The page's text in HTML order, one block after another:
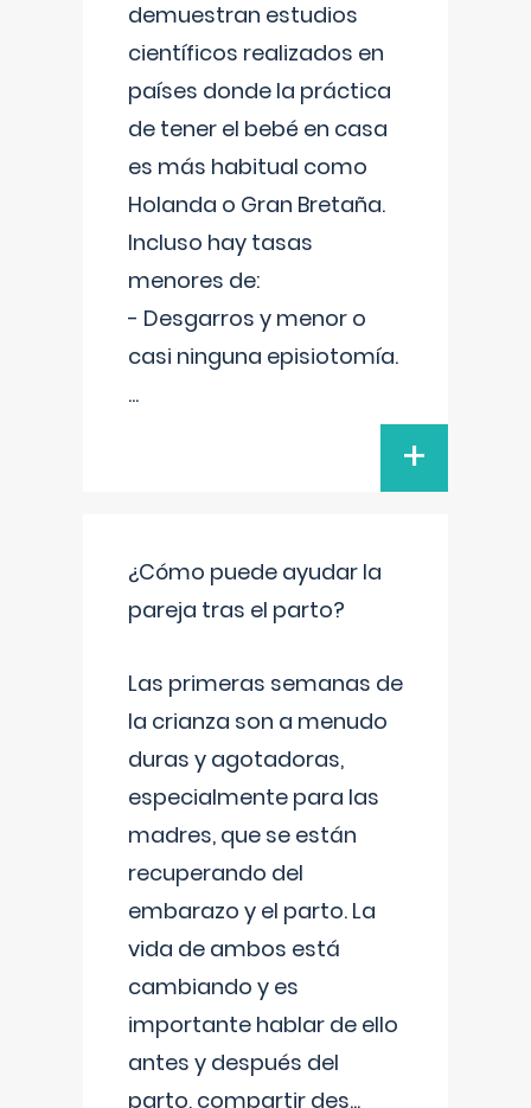
demuestran estudios
científicos realizados en
países donde la práctica
de tener el bebé en casa
es más habitual como
Holanda o Gran Bretaña.
Incluso hay tasas
menores de:
- Desgarros y menor o
casi ninguna episiotomía.
...
+
¿Cómo puede ayudar la
pareja tras el parto?
Las primeras semanas de
la crianza son a menudo
duras y agotadoras,
especialmente para las
madres, que se están
recuperando del
embarazo y el parto. La
vida de ambos está
cambiando y es
importante hablar de ello
antes y después del
parto, compartir des...